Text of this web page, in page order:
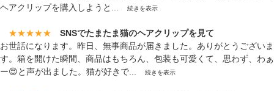
ヘアクリップを購入しようと...
続きを表示
★★★★★
SNSでたまたま猫のヘアクリップを見て
お世話になります。昨日、無事商品が届きました。ありがとうございま
す。箱を開けた瞬間、商品はもちろん、包装も可愛くて、思わず、わぁ
ー😍と声が出ました。猫が好きで...
続きを表示